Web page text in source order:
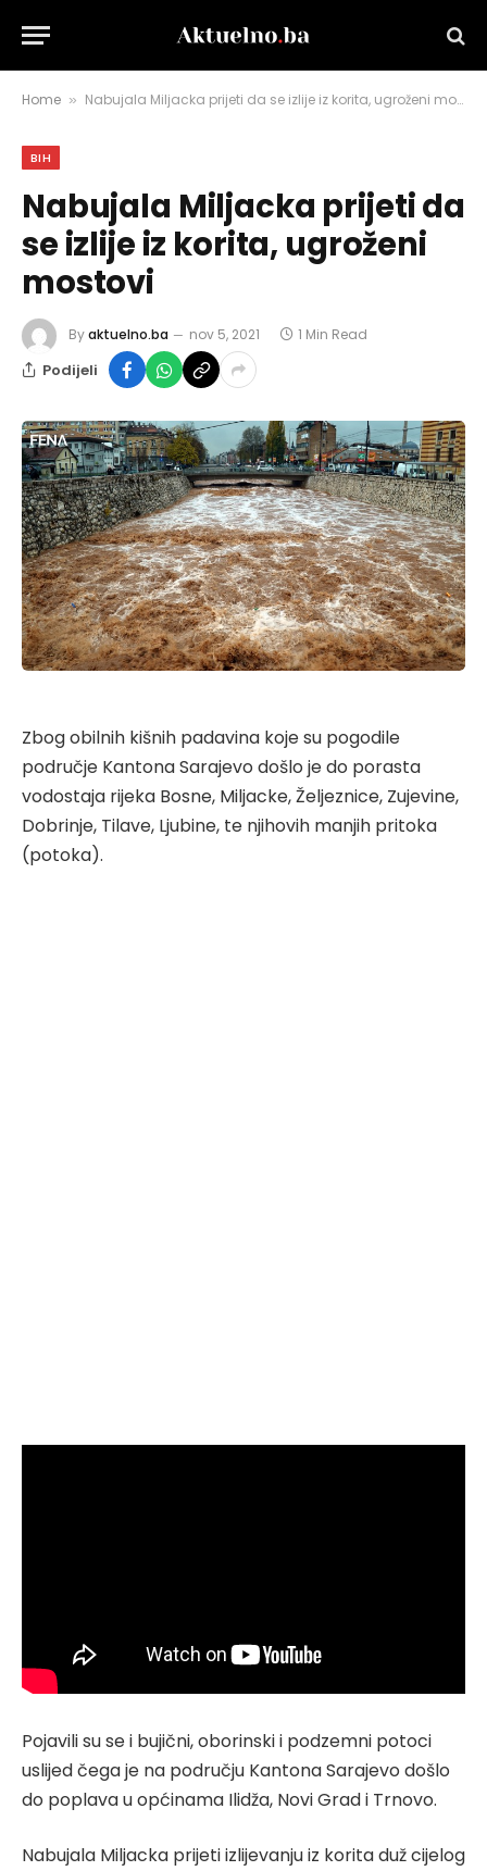
Home » Nabujala Miljacka prijeti da se izlije iz korita, ugroženi mostovi
BIH
Nabujala Miljacka prijeti da
se izlije iz korita, ugroženi
mostovi
Byaktuelno.ba nov 5, 2021 1 Min Read
Podijeli
Zbog obilnih kišnih padavina koje su pogodile
područje Kantona Sarajevo došlo je do porasta
vodostaja rijeka Bosne, Miljacke, Željeznice, Zujevine,
Dobrinje, Tilave, Ljubine, te njihovih manjih pritoka
(potoka).
Pojavili su se i bujični, oborinski i podzemni potoci
uslijed čega je na području Kantona Sarajevo došlo
do poplava u općinama Ilidža, Novi Grad i Trnovo.
Nabujala Miljacka prijeti izlijevanju iz korita duž cijelog